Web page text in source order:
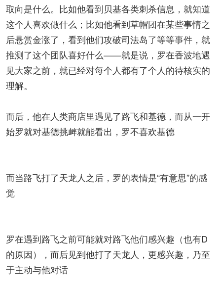
取向是什么。比如他看到贝基各类刺杀信息，就知道
这个人喜欢做什么；比如他看到草帽团在某些事情之
后悬赏金涨了，看到他们攻破司法岛了等等事件，就
推测了这个团队喜好什么——就是说，罗在香波地遇
见大家之前，就已经对每个人都有了个人的待核实的
理解。
而后，他在人类商店里遇见了路飞和基德，而从一开
始罗就对基德挑衅就能看出，罗不喜欢基德
而当路飞打了天龙人之后，罗的表情是“有意思”的感
觉
罗在遇到路飞之前可能就对路飞他们感兴趣（也有D
的原因），而后见到他打了天龙人，更感兴趣，乃至
于主动与他对话